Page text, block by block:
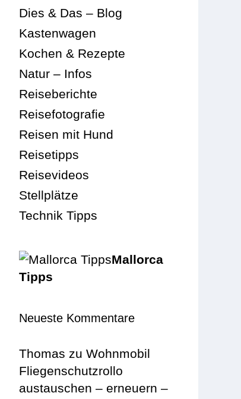
Dies & Das – Blog
Kastenwagen
Kochen & Rezepte
Natur – Infos
Reiseberichte
Reisefotografie
Reisen mit Hund
Reisetipps
Reisevideos
Stellplätze
Technik Tipps
Mallorca
Tipps
Neueste Kommentare
Thomas zuWohnmobil
Fliegenschutzrollo
austauschen – erneuern –